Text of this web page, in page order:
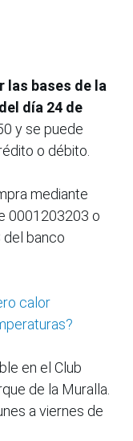
las bases de la
día 24 de
y se puede
o débito.
mediante
0001203203 o
del banco
calor
en el Club
de la Muralla.
a viernes de